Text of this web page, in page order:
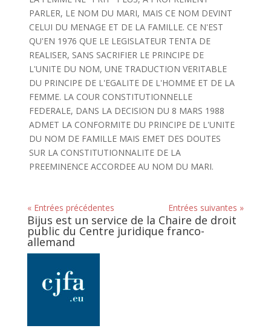
PARLER, LE NOM DU MARI, MAIS CE NOM DEVINT
CELUI DU MENAGE ET DE LA FAMILLE. CE N'EST
QU'EN 1976 QUE LE LEGISLATEUR TENTA DE
REALISER, SANS SACRIFIER LE PRINCIPE DE
L'UNITE DU NOM, UNE TRADUCTION VERITABLE
DU PRINCIPE DE L'EGALITE DE L'HOMME ET DE LA
FEMME. LA COUR CONSTITUTIONNELLE
FEDERALE, DANS LA DECISION DU 8 MARS 1988
ADMET LA CONFORMITE DU PRINCIPE DE L'UNITE
DU NOM DE FAMILLE MAIS EMET DES DOUTES
SUR LA CONSTITUTIONNALITE DE LA
PREEMINENCE ACCORDEE AU NOM DU MARI.
« Entrées précédentes Entrées suivantes »
Bijus est un service de la Chaire de droit
public du Centre juridique franco-
allemand